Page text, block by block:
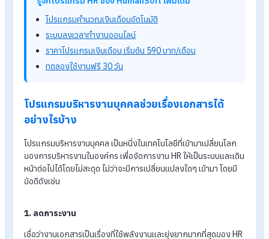
รู้จักโปรแกรม HR ของ HumanSoft เพิ่มเติม